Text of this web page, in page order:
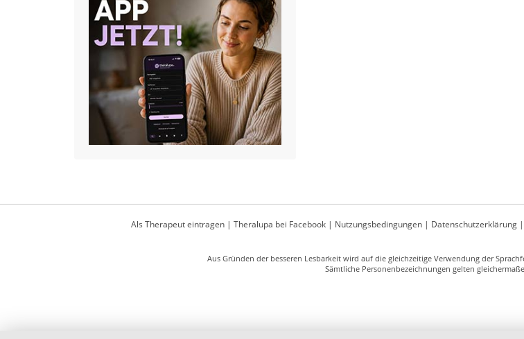
Als Therapeut eintragen| Theralupa bei Facebook| Nutzungsbedingungen| Datenschutzerklärung|
Aus Gründen der besseren Lesbarkeit wird auf die gleichzeitige Verwendung der
Sämtliche Personenbezeichnungen gelten